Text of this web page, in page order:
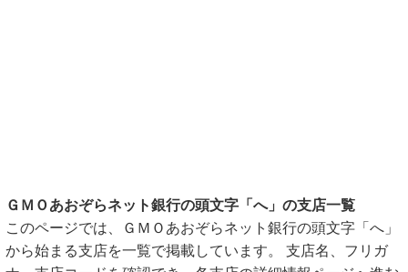
ＧＭＯあおぞらネット銀行の頭文字「へ」の支店一覧
このページでは、ＧＭＯあおぞらネット銀行の頭文字「へ」
から始まる支店を一覧で掲載しています。 支店名、フリガ